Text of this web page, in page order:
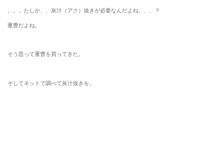
。。。たしか、、灰汁（アク）抜きが必要なんだよね、、、？
重曹だよね。
そう思って重曹を買ってきた。
そしてネットで調べて灰汁抜きを。